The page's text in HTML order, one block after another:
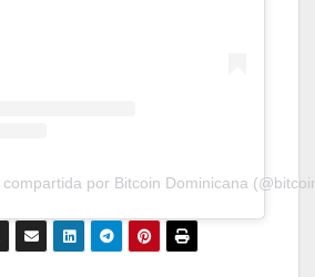
por Bitcoin Dominicana